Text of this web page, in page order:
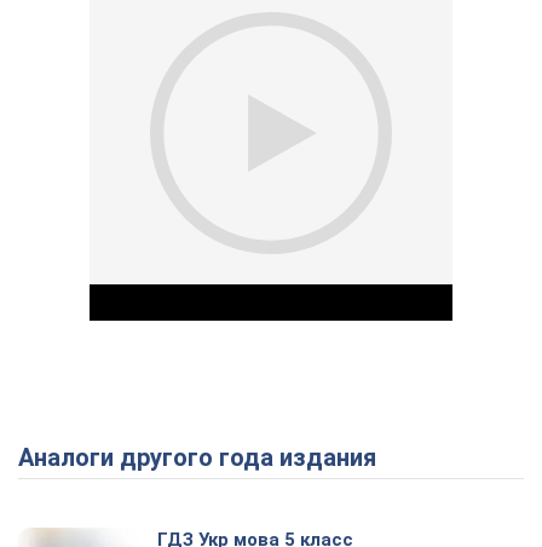
Play Video
Аналоги другого года издания
ГДЗ Укр мова 5 класс